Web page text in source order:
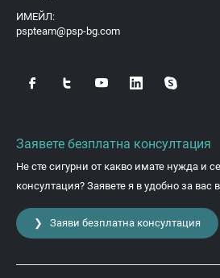
ИМЕЙЛ:
pspteam@psp-bg.com
Заявете безплатна консултация
Не сте сигурни от какво имате нужда и
консултация? Заявете я в удобно за вас
❯ Заяви безплатна консултация